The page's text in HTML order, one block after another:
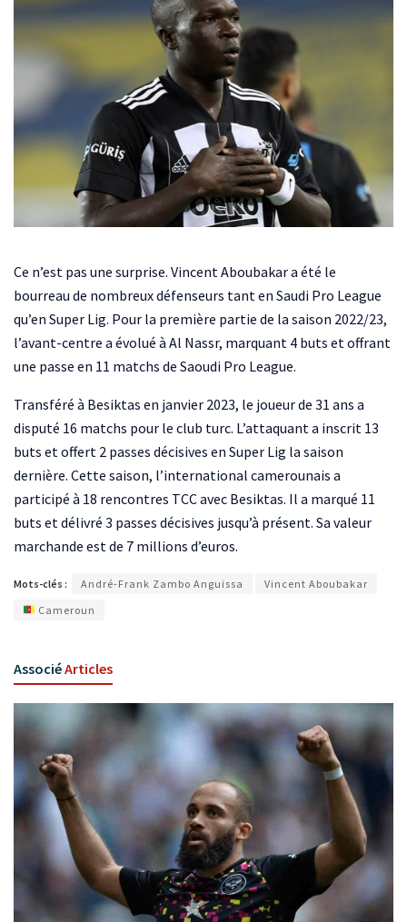
Ce n’est pas une surprise. Vincent Aboubakar a été le
bourreau de nombreux défenseurs tant en Saudi Pro League
qu’en Super Lig. Pour la première partie de la saison 2022/23,
l’avant-centre a évolué à Al Nassr, marquant 4 buts et offrant
une passe en 11 matchs de Saoudi Pro League.
Transféré à Besiktas en janvier 2023, le joueur de 31 ans a
disputé 16 matchs pour le club turc. L’attaquant a inscrit 13
buts et offert 2 passes décisives en Super Lig la saison
dernière. Cette saison, l’international camerounais a
participé à 18 rencontres TCC avec Besiktas. Il a marqué 11
buts et délivré 3 passes décisives jusqu’à présent. Sa valeur
marchande est de 7 millions d’euros.
Mots-clés : André-Frank Zambo Anguissa
Vincent Aboubakar
Cameroun
AssociéArticles